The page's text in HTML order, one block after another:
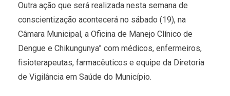
Outra ação que será realizada nesta semana de
conscientização acontecerá no sábado (19), na
Câmara Municipal, a Oficina de Manejo Clínico de
Dengue e Chikungunya” com médicos, enfermeiros,
fisioterapeutas, farmacêuticos e equipe da Diretoria
de Vigilância em Saúde do Município.